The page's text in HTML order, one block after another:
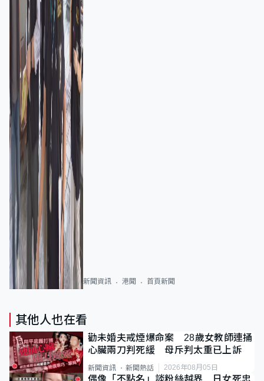
新聞資訊 港聞 首頁新聞
其他人也在看
勸未婚夫戒煙爆命案 28歲女教師連捅
心臟兩刀判死緩 母斥判太重已上訴
新聞資訊 新聞熱話 2026年08月05日